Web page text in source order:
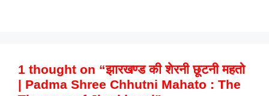
1 thought on “झारखण्ड की शेरनी छूटनी महतो
| Padma Shree Chhutni Mahato : The